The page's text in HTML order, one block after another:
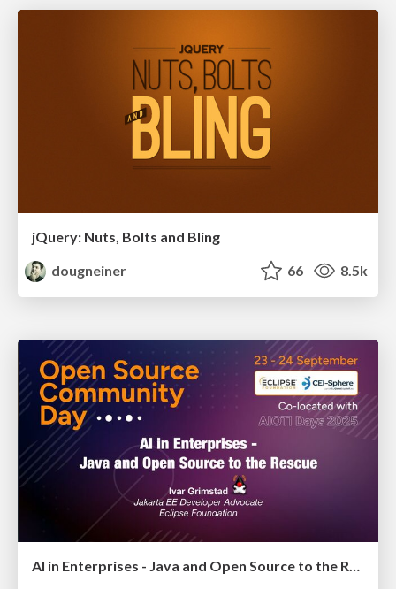
jQuery: Nuts, Bolts and Bling
dougneiner
66 8.5k
AI in Enterprises - Java and Open Source to the Rescue